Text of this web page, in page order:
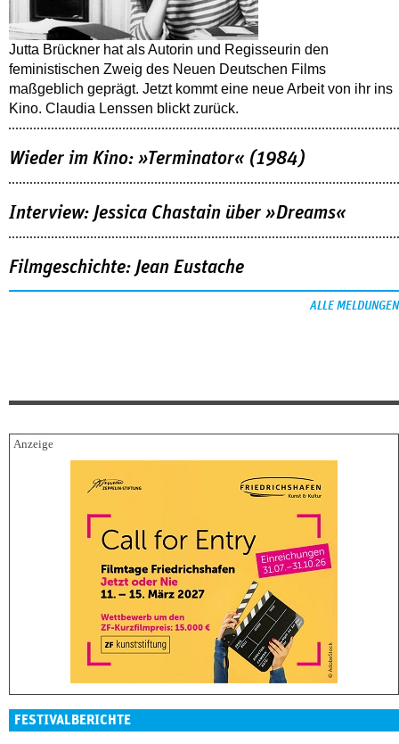
Jutta Brückner hat als Autorin und Regisseurin den
feministischen Zweig des Neuen Deutschen Films
maßgeblich geprägt. Jetzt kommt eine neue Arbeit von ihr ins
Kino. Claudia Lenssen blickt zurück.
Wieder im Kino: »Terminator« (1984)
Interview: Jessica Chastain über »Dreams«
Filmgeschichte: Jean Eustache
ALLE MELDUNGEN
FESTIVALBERICHTE